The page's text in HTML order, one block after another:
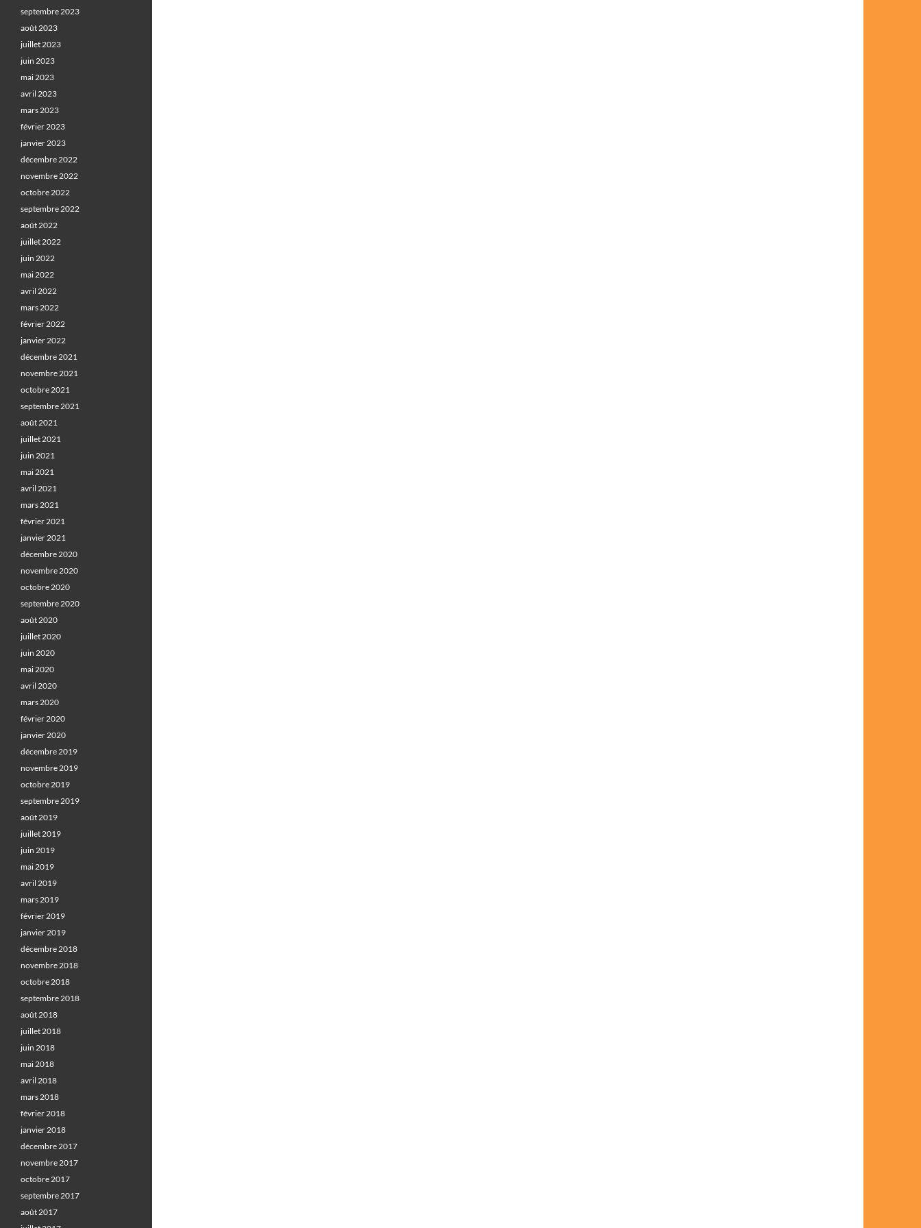
septembre 2023
août 2023
juillet 2023
juin 2023
mai 2023
avril 2023
mars 2023
février 2023
janvier 2023
décembre 2022
novembre 2022
octobre 2022
septembre 2022
août 2022
juillet 2022
juin 2022
mai 2022
avril 2022
mars 2022
février 2022
janvier 2022
décembre 2021
novembre 2021
octobre 2021
septembre 2021
août 2021
juillet 2021
juin 2021
mai 2021
avril 2021
mars 2021
février 2021
janvier 2021
décembre 2020
novembre 2020
octobre 2020
septembre 2020
août 2020
juillet 2020
juin 2020
mai 2020
avril 2020
mars 2020
février 2020
janvier 2020
décembre 2019
novembre 2019
octobre 2019
septembre 2019
août 2019
juillet 2019
juin 2019
mai 2019
avril 2019
mars 2019
février 2019
janvier 2019
décembre 2018
novembre 2018
octobre 2018
septembre 2018
août 2018
juillet 2018
juin 2018
mai 2018
avril 2018
mars 2018
février 2018
janvier 2018
décembre 2017
novembre 2017
octobre 2017
septembre 2017
août 2017